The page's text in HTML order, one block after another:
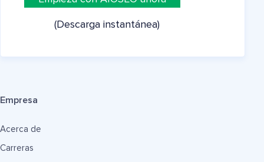
(Descarga instantánea)
Empresa
Acerca de
Carreras